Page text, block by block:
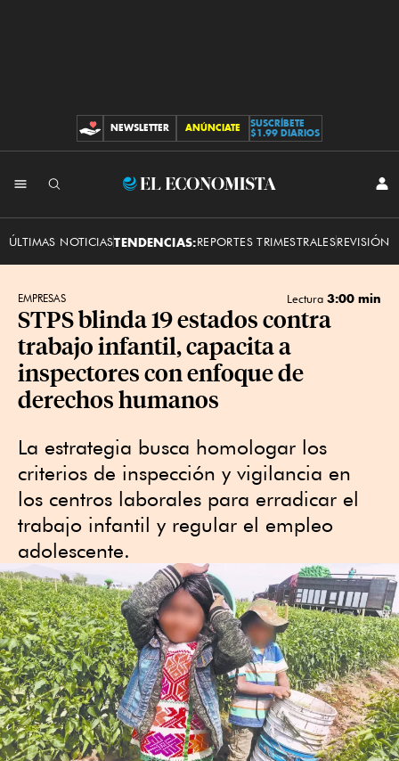
CONTRIBUCIONES
NEWSLETTER ANÚNCIATE
SUSCRÍBETE
$1.99 DIARIOS
El
ÚLTIMAS NOTICIASTENDENCIAS:REPORTES TRIMESTRALESREVISIÓN
EMPRESAS Lectura 3:00 min
STPS blinda 19 estados contra
trabajo infantil, capacita a
inspectores con enfoque de
derechos humanos
La estrategia busca homologar los
criterios de inspección y vigilancia en
los centros laborales para erradicar el
trabajo infantil y regular el empleo
adolescente.